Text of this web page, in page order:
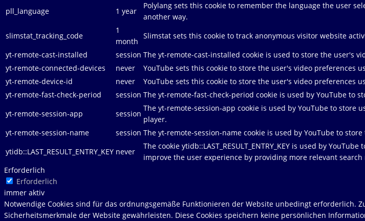
pll_language
1 year
Polylang sets this cookie to remember the language the user
another way.
slimstat_tracking_code
1
month
Slimstat sets this cookie to track anonymous visitor website
yt-remote-cast-installed
session The yt-remote-cast-installed cookie is used to store the user's
yt-remote-connected-devices
never
YouTube sets this cookie to store the user's video preferences
yt-remote-device-id
never
YouTube sets this cookie to store the user's video preferences
yt-remote-fast-check-period
session The yt-remote-fast-check-period cookie is used by YouTube to
yt-remote-session-app
session
The yt-remote-session-app cookie is used by YouTube to
player.
yt-remote-session-name
session The yt-remote-session-name cookie is used by YouTube to
ytidb::LAST_RESULT_ENTRY_KEY never
The cookie ytidb::LAST_RESULT_ENTRY_KEY is used by
improve the user experience by providing more relevant
Erforderlich
Erforderlich
immer aktiv
Notwendige Cookies sind für das ordnungsgemäße Funktionieren der Website unbedingt erforderlich.
Sicherheitsmerkmale der Website gewährleisten. Diese Cookies speichern keine persönlichen